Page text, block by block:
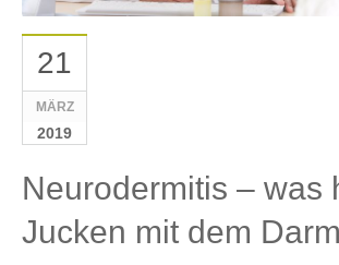
21
MÄRZ
2019
Neurodermitis – was
Jucken mit dem